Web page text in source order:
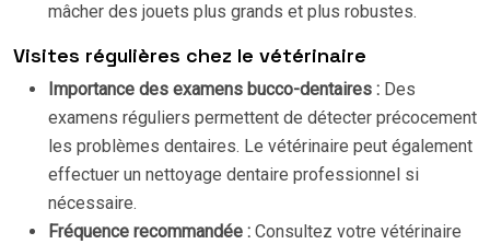
mâcher des jouets plus grands et plus robustes.
Visites régulières chez le vétérinaire
Importance des examens bucco-dentaires : Des
examens réguliers permettent de détecter précocement
les problèmes dentaires. Le vétérinaire peut également
effectuer un nettoyage dentaire professionnel si
nécessaire.
Fréquence recommandée : Consultez votre vétérinaire